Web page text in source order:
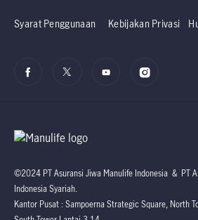
Syarat Penggunaan Kebijakan Privasi
©2024 PT Asuransi Jiwa Manulife Indonesia & PT
Indonesia Syariah.
Kantor Pusat : Sampoerna Strategic Square, North